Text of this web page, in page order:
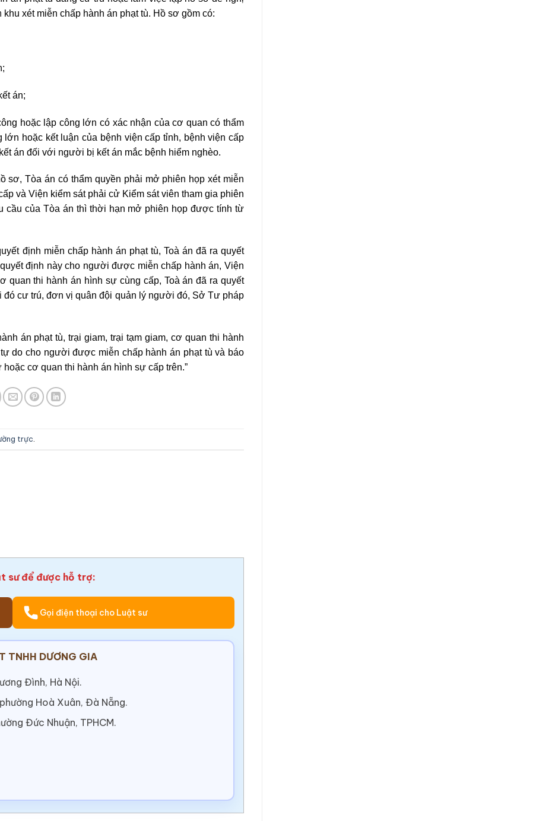
xét miễn chấp hành án phạt tù. Hồ sơ gồm có:
án;
hoặc lập công lớn có xác nhận của cơ quan có thẩm
hoặc kết luận của bệnh viện cấp tỉnh, bệnh viện cấp
án đối với người bị kết án mắc bệnh hiểm nghèo.
sơ, Tòa án có thẩm quyền phải mở phiên họp xét miễn
và Viện kiểm sát phải cử Kiểm sát viên tham gia phiên
của Tòa án thì thời hạn mở phiên họp được tính từ
định miễn chấp hành án phạt tù, Toà án đã ra quyết
định này cho người được miễn chấp hành án, Viện
quan thi hành án hình sự cùng cấp, Toà án đã ra quyết
cư trú, đơn vị quân đội quản lý người đó, Sở Tư pháp
án phạt tù, trại giam, trại tạm giam, cơ quan thi hành
do cho người được miễn chấp hành án phạt tù và báo
cơ quan thi hành án hình sự cấp trên.”
trực.
sư để được hỗ trợ:
Gọi điện thoại cho Luật sư
TNHH DƯƠNG GIA
Đình, Hà Nội.
Hoà Xuân, Đà Nẵng.
Đức Nhuận, TPHCM.